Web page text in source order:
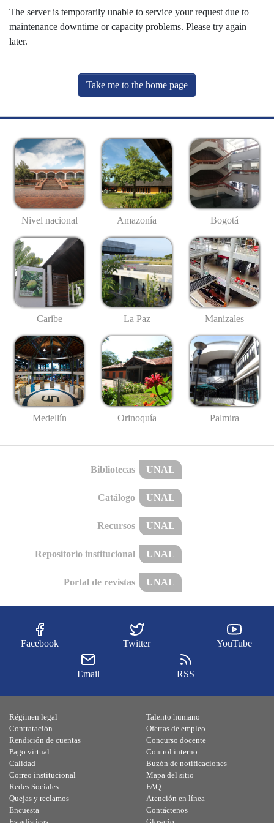
The server is temporarily unable to service your request due to
maintenance downtime or capacity problems. Please try again
later.
Take me to the home page
Nivel nacional Amazonía Bogotá
Caribe La Paz Manizales
Medellín Orinoquía Palmira
Bibliotecas UNAL
Catálogo UNAL
Recursos UNAL
Repositorio institucional UNAL
Portal de revistas UNAL
Facebook Twitter YouTube
Email RSS
Régimen legal
Contratación
Rendición de cuentas
Pago virtual
Calidad
Talento humano
Ofertas de empleo
Concurso docente
Control interno
Buzón de notificaciones
Correo institucional
Redes Sociales
Quejas y reclamos
Encuesta
Mapa del sitio
FAQ
Atención en línea
Contáctenos